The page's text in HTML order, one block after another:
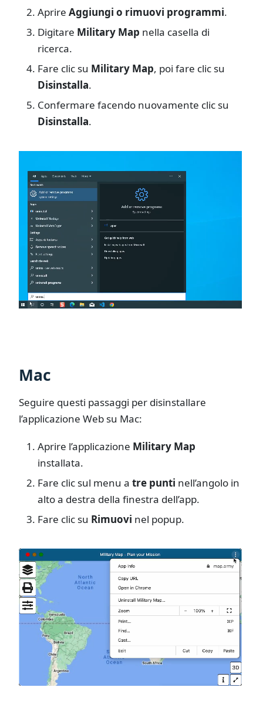
Aprire Aggiungi o rimuovi programmi.
Digitare Military Map nella casella di
ricerca.
Fare clic su Military Map, poi fare clic su
Disinstalla.
Confermare facendo nuovamente clic su
Disinstalla.
Mac
Seguire questi passaggi per disinstallare
l’applicazione Web su Mac:
Aprire l’applicazione Military Map
installata.
Fare clic sul menu a tre punti nell’angolo in
alto a destra della finestra dell’app.
Fare clic su Rimuovi nel popup.